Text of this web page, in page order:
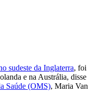
sudeste da Inglaterra, foi
e na Austrália, disse
Saúde (OMS), Maria Van